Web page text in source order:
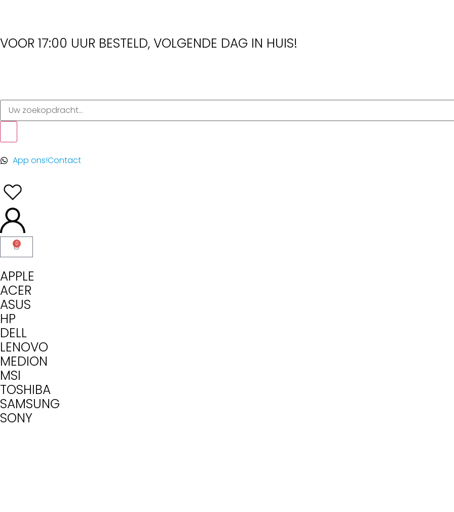
VOOR 17:00 UUR BESTELD, VOLGENDE DAG IN HUIS!
App ons!Contact
0
APPLE
ACER
ASUS
HP
DELL
LENOVO
MEDION
MSI
TOSHIBA
SAMSUNG
SONY